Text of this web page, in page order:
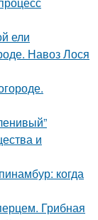
ели
Навоз Лося
и
когда
Грибная